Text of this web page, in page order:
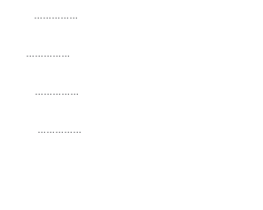
……………
II ……………
I ……………
……………